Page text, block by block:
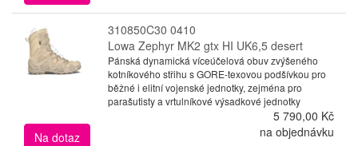
310850C30 0410
Lowa Zephyr MK2 gtx HI UK6,5 desert
Pánská dynamická víceúčelová obuv zvýšeného
kotníkového střihu s GORE-texovou podšívkou pro
běžné i elitní vojenské jednotky, zejména pro
parašutisty a vrtulníkové výsadkové jednotky
5 790,00 Kč
Na dotaz
na objednávku